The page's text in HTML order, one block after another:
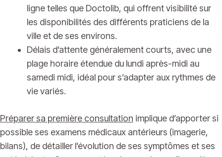
ligne telles que Doctolib, qui offrent visibilité sur
les disponibilités des différents praticiens de la
ville et de ses environs.
Délais d’attente généralement courts, avec une
plage horaire étendue du lundi après-midi au
samedi midi, idéal pour s’adapter aux rythmes de
vie variés.
Préparer sa première consultation implique d’apporter si
possible ses examens médicaux antérieurs (imagerie,
bilans), de détailler l’évolution de ses symptômes et ses